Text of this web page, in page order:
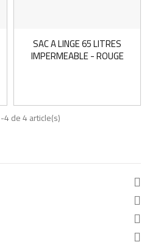
SAC A LINGE 65 LITRES
IMPERMEABLE - ROUGE
4 de 4 article(s)